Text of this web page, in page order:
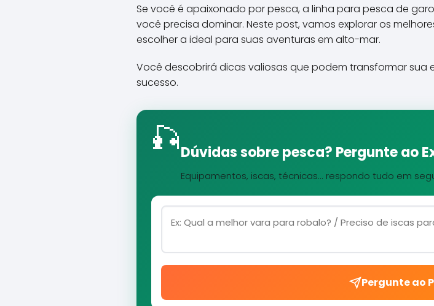
Se você é apaixonado por pesca, a linha para pesca de
você precisa dominar. Neste post, vamos explorar os
escolher a ideal para suas aventuras em alto-mar.
Você descobrirá dicas valiosas que podem transformar
sucesso.
🎣Dúvidas sobre pesca? Pergunte ao
Equipamentos, iscas, técnicas... respondo tudo em
Pergunte ao